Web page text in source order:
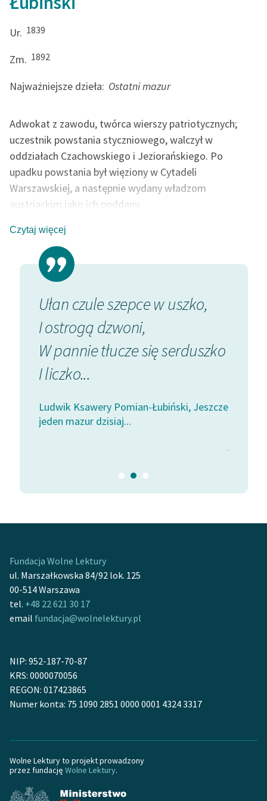
feministycznej
Ręce pełne poezji
Kolekcje edukacyjne
do domeny publicznej,
Odkurzamy bohaterów
Lektur
O nas
Kontakt
O projekcie
Zasady wykorzystania
Wolnych Lektur
Logotypy
Materiały promocyjne
Polityka prywatności
Regulamin biblioteki
Regulamin darowizn
Ur. 1839
Zm. 1892
Najważniejsze dzieła: Ostatni mazur
Adwokat z zawodu, twórca wierszy patriotycznych;
uczestnik powstania styczniowego, walczył w
oddziałach Czachowskiego i Jeziorańskiego. Po
upadku powstania był więziony w Cytadeli
Warszawskiej, a następnie wydany władzom
austriackim jako ich poddany.
Czytaj więcej
Ułan czule szepce w uszko,
I ostrogą dzwoni,
W pannie tłucze się serduszko
I liczko...
Ludwik Ksawery Pomian-Łubiński, Jeszcze
jeden mazur dzisiaj...
Fundacja Wolne Lektury
ul. Marszałkowska 84/92 lok. 125
00-514 Warszawa
tel. +48 22 621 30 17
email fundacja@wolnelektury.pl
NIP: 952-187-70-87
KRS: 0000070056
REGON: 017423865
Numer konta: 75 1090 2851 0000 0001 4324 3317
Wolne Lektury to projekt prowadzony
przez fundację Wolne Lektury.